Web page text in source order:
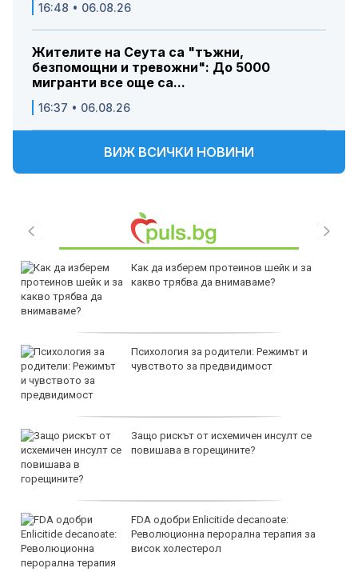
16:48 • 06.08.26
Жителите на Сеута са "тъжни,
безпомощни и тревожни": До 5000
мигранти все още са...
16:37 • 06.08.26
ВИЖ ВСИЧКИ НОВИНИ
Как да изберем протеинов шейк и за
какво трябва да внимаваме?
Психология за родители: Режимът и
чувството за предвидимост
Защо рискът от исхемичен инсулт се
повишава в горещините?
FDA одобри Еnlicitide decanoate:
Революционна перорална терапия за
висок холестерол